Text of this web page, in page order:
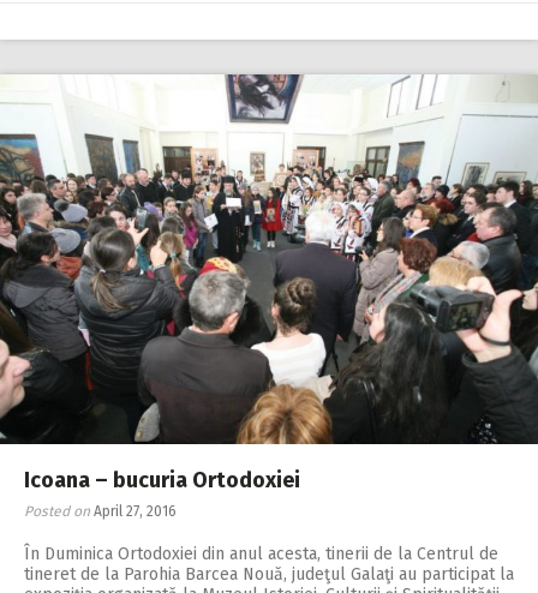
Icoana – bucuria Ortodoxiei
Posted on April 27, 2016
În Duminica Ortodoxiei din anul acesta, tinerii de la Centrul de
tineret de la Parohia Barcea Nouă, judeţul Galaţi au participat la